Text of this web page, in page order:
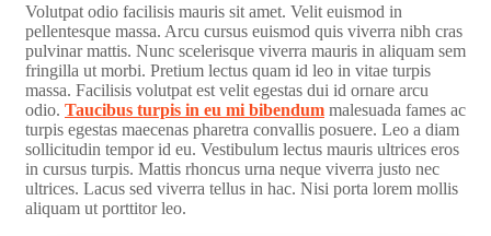
Volutpat odio facilisis mauris sit amet. Velit euismod in
pellentesque massa. Arcu cursus euismod quis viverra nibh cras
pulvinar mattis. Nunc scelerisque viverra mauris in aliquam sem
fringilla ut morbi. Pretium lectus quam id leo in vitae turpis
massa. Facilisis volutpat est velit egestas dui id ornare arcu
odio. Taucibus turpis in eu mi bibendum malesuada fames ac
turpis egestas maecenas pharetra convallis posuere. Leo a diam
sollicitudin tempor id eu. Vestibulum lectus mauris ultrices eros
in cursus turpis. Mattis rhoncus urna neque viverra justo nec
ultrices. Lacus sed viverra tellus in hac. Nisi porta lorem mollis
aliquam ut porttitor leo.